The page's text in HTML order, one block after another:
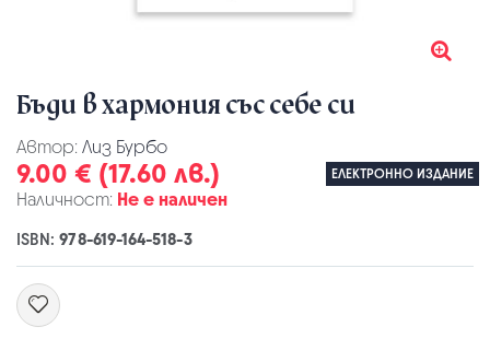
Бъди в хармония със себе си
Автор: Лиз Бурбо
9.00 € (17.60 лв.) ЕЛЕКТРОННО ИЗДАНИЕ
Наличност: Не е наличен
ISBN:978-619-164-518-3